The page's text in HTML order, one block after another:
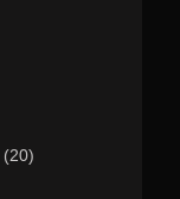
(20)